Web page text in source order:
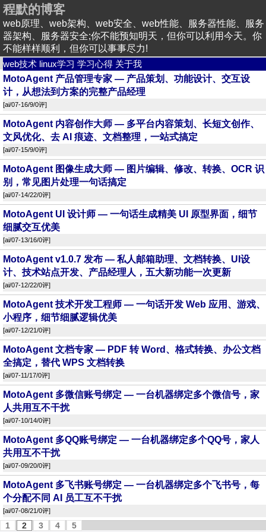
程默的博客
web原理、web架构、web安全、web性能、服务器性能、服务
器架构、服务器安全;你不能预知明天，但你可以利用今天。你
不能样样顺利，但你可以事事尽力!
web技术 linux学习 学习心得 关于我
MotoAgent 产品管理专家 — 产品策划、功能设计、交互设
计，从想法到方案的完整产品经理
[ai/07-16/9/0评]
MotoAgent 内容创作大师 — 多平台内容策划、长短文创作、
文风优化、去 AI 痕迹、文档整理，一站式搞定
[ai/07-15/9/0评]
MotoAgent 图像生成大师 — 图片编辑、修改、转换、OCR 识
别，常见图片处理一句话搞定
[ai/07-14/22/0评]
MotoAgent UI 设计师 — 一句话生成精美 UI 原型界面，细节
细腻交互优美
[ai/07-13/16/0评]
MotoAgent v1.0.7 发布 — 私人邮箱助理、文档转换、UI设
计、技术站点开发、产品经理人，五大新功能一次更新
[ai/07-12/22/0评]
MotoAgent 技术开发工程师 — 一句话开发 Web 应用、游戏、
小程序，细节细腻逻辑优美
[ai/07-12/21/0评]
MotoAgent 文档专家 — PDF 转 Word、格式转换、办公文档
全搞定，替代 WPS 文档转换
[ai/07-11/17/0评]
MotoAgent 多微信账号绑定 — 一台机器绑定多个微信号，家
人共用互不干扰
[ai/07-10/14/0评]
MotoAgent 多QQ账号绑定 — 一台机器绑定多个QQ号，家人
共用互不干扰
[ai/07-09/20/0评]
MotoAgent 多飞书账号绑定 — 一台机器绑定多个飞书号，每
个分配不同 AI 员工互不干扰
[ai/07-08/21/0评]
1 2 3 4 5